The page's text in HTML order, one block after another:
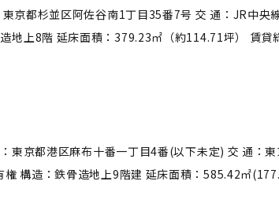
都杉並区阿佐谷南1丁目35番7号 交 通：JR中
上8階 延床面積：379.23㎡（約114.71坪） 賃
京都港区麻布十番一丁目4番(以下未定) 交 通：
構造：鉄骨造地上9階建 延床面積：585.42㎡